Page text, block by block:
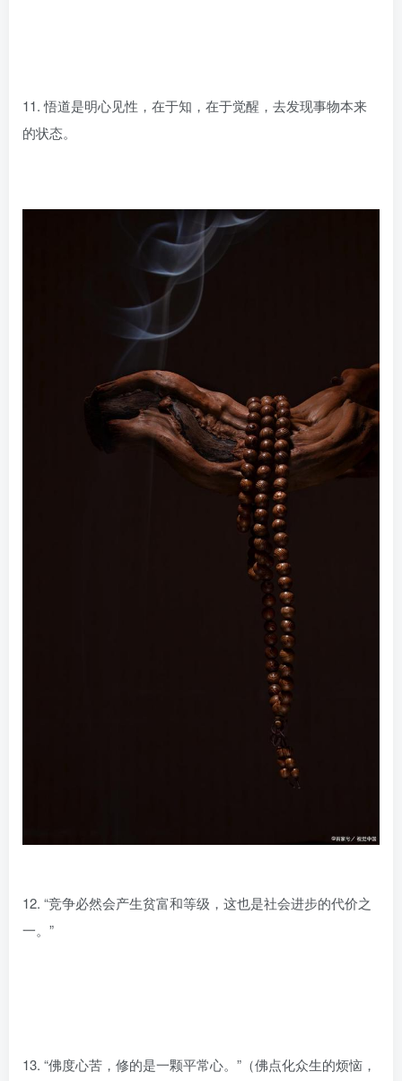
11. 悟道是明心见性，在于知，在于觉醒，去发现事物本来
的状态。
12. “竞争必然会产生贫富和等级，这也是社会进步的代价之
一。”
13. “佛度心苦，修的是一颗平常心。”（佛点化众生的烦恼，